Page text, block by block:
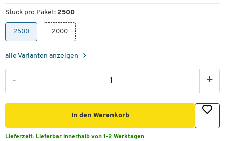
Stück pro Paket: 2500
2500 2000
alle Varianten anzeigen
- +
In den Warenkorb
Lieferzeit: Lieferbar innerhalb von 1-2 Werktagen